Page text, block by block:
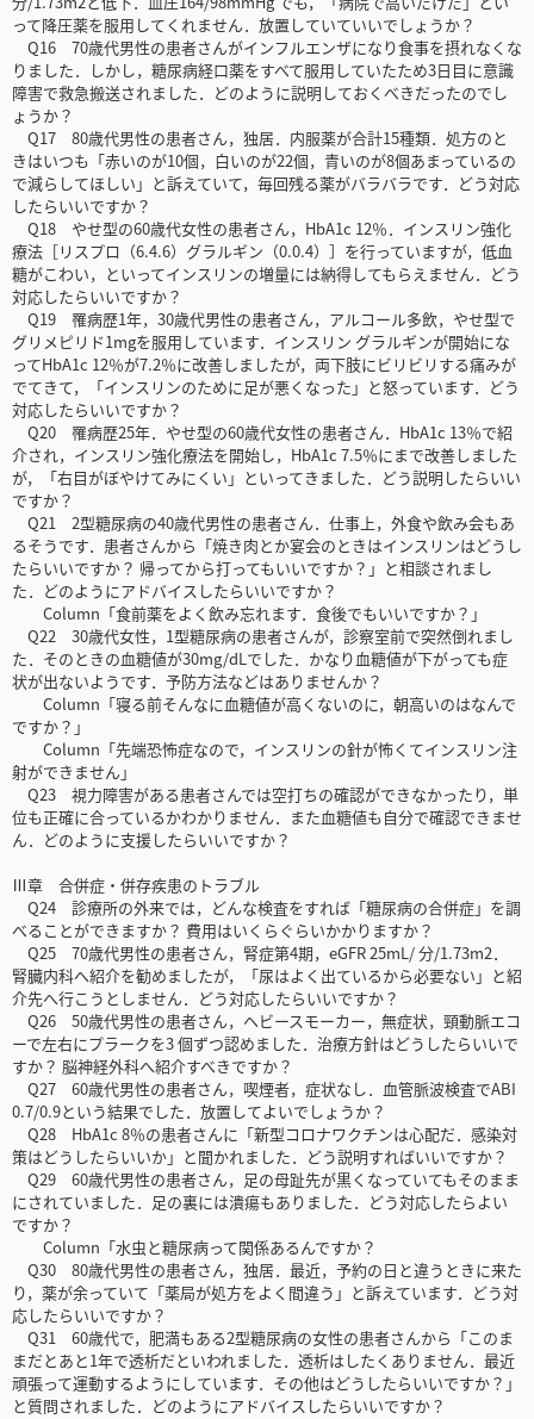
って降圧薬を服用してくれません．放置していていいでしょうか？
Q16 70歳代男性の患者さんがインフルエンザになり食事を摂れなくな
りました．しかし，糖尿病経口薬をすべて服用していたため3日目に意識
障害で救急搬送されました．どのように説明しておくべきだったのでし
ょうか？
Q17 80歳代男性の患者さん，独居．内服薬が合計15種類．処方のと
きはいつも「赤いのが10個，白いのが22個，青いのが8個あまっているの
で減らしてほしい」と訴えていて，毎回残る薬がバラバラです．どう対応
したらいいですか？
Q18 やせ型の60歳代女性の患者さん，HbA1c 12％．インスリン強化
療法［リスプロ（6.4.6）グラルギン（0.0.4）］を行っていますが，低血
糖がこわい，といってインスリンの増量には納得してもらえません．どう
対応したらいいですか？
Q19 罹病歴1年，30歳代男性の患者さん，アルコール多飲，やせ型で
グリメピリド1mgを服用しています．インスリン グラルギンが開始にな
ってHbA1c 12％が7.2％に改善しましたが，両下肢にビリビリする痛みが
でてきて，「インスリンのために足が悪くなった」と怒っています．どう
対応したらいいですか？
Q20 罹病歴25年．やせ型の60歳代女性の患者さん．HbA1c 13％で紹
介され，インスリン強化療法を開始し，HbA1c 7.5％にまで改善しました
が，「右目がぼやけてみにくい」といってきました．どう説明したらいい
ですか？
Q21 2型糖尿病の40歳代男性の患者さん．仕事上，外食や飲み会もあ
るそうです．患者さんから「焼き肉とか宴会のときはインスリンはどうし
たらいいですか？ 帰ってから打ってもいいですか？」と相談されまし
た．どのようにアドバイスしたらいいですか？
Column「食前薬をよく飲み忘れます．食後でもいいですか？」
Q22 30歳代女性，1型糖尿病の患者さんが，診察室前で突然倒れまし
た．そのときの血糖値が30mg/dLでした．かなり血糖値が下がっても症
状が出ないようです．予防方法などはありませんか？
Column「寝る前そんなに血糖値が高くないのに，朝高いのはなんで
ですか？」
Column「先端恐怖症なので，インスリンの針が怖くてインスリン注
射ができません」
Q23 視力障害がある患者さんでは空打ちの確認ができなかったり，単
位も正確に合っているかわかりません．また血糖値も自分で確認できませ
ん．どのように支援したらいいですか？
Ⅲ章 合併症・併存疾患のトラブル
Q24 診療所の外来では，どんな検査をすれば「糖尿病の合併症」を調
べることができますか？ 費用はいくらぐらいかかりますか？
Q25 70歳代男性の患者さん，腎症第4期，eGFR 25mL/ 分/1.73m2．
腎臓内科へ紹介を勧めましたが，「尿はよく出ているから必要ない」と紹
介先へ行こうとしません．どう対応したらいいですか？
Q26 50歳代男性の患者さん，ヘビースモーカー，無症状，頸動脈エコ
ーで左右にプラークを3 個ずつ認めました．治療方針はどうしたらいいで
すか？ 脳神経外科へ紹介すべきですか？
Q27 60歳代男性の患者さん，喫煙者，症状なし．血管脈波検査でABI
0.7/0.9という結果でした．放置してよいでしょうか？
Q28 HbA1c 8％の患者さんに「新型コロナワクチンは心配だ．感染対
策はどうしたらいいか」と聞かれました．どう説明すればいいですか？
Q29 60歳代男性の患者さん，足の母趾先が黒くなっていてもそのまま
にされていました．足の裏には潰瘍もありました．どう対応したらよい
ですか？
Column「水虫と糖尿病って関係あるんですか？
Q30 80歳代男性の患者さん，独居．最近，予約の日と違うときに来た
り，薬が余っていて「薬局が処方をよく間違う」と訴えています．どう対
応したらいいですか？
Q31 60歳代で，肥満もある2型糖尿病の女性の患者さんから「このま
まだとあと1年で透析だといわれました．透析はしたくありません．最近
頑張って運動するようにしています．その他はどうしたらいいですか？」
と質問されました．どのようにアドバイスしたらいいですか？